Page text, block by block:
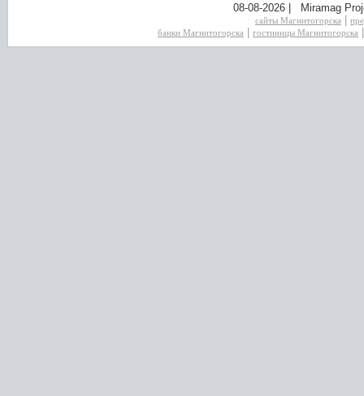
08-08-2026 | Miramag
сайты Магнитогорска
банки Магнитогорска
гостиницы Магнитогорска